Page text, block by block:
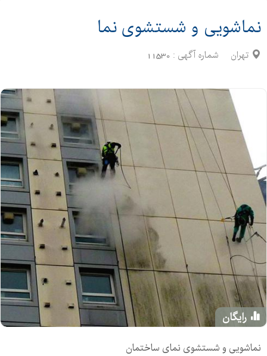
نماشویی و شستشوی نما
تهران شماره آگهی : 11530
رایگان
نماشویی و شستشوی نمای ساختمان